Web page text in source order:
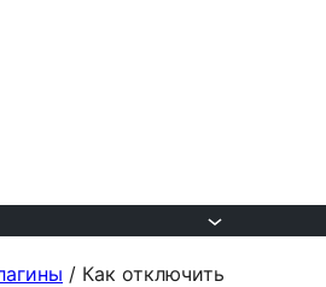
/ Как отключить